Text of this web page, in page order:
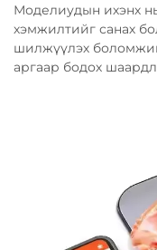
Моделиудын ихэнх
хэмжилтийг санах
шилжүүлэх
аргаар бодох